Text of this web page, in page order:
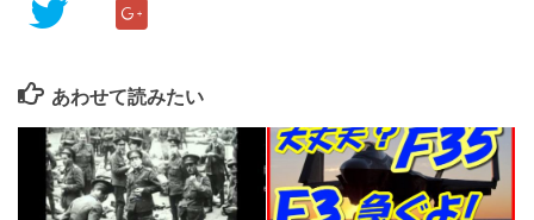
あわせて読みたい